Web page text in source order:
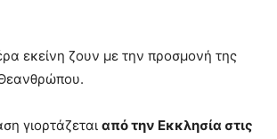
εκείνη ζουν με την προσμονή της
γιορτάζεται από την Εκκλησία στις